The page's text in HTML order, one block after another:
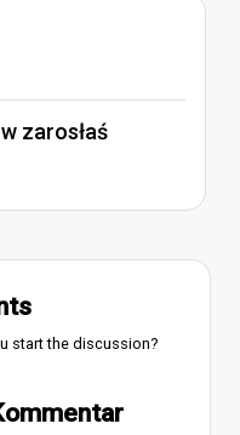
zarosłaś
start the discussion?